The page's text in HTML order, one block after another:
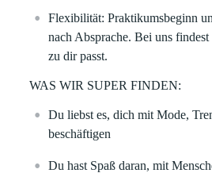
Flexibilität:Praktikumsbeginn
nach Absprache. Bei uns
zu dir passt.
WAS WIR SUPER FINDEN:
Du liebst es, dich mit Mode,
beschäftigen
Du hast Spaß daran, mit